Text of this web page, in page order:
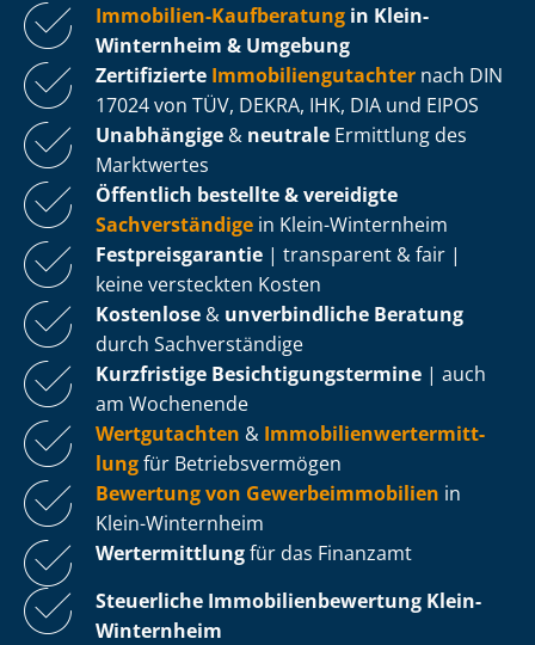
Immobilien-Kaufberatung in Klein-
Winternheim & Umgebung
Zertifizierte Im­mo­bi­li­en­gut­ach­ter nach DIN
17024 von TÜV, DEKRA, IHK, DIA und EIPOS
Unabhängige & neutrale Ermittlung des
Marktwertes
Öffentlich bestellte & vereidigte
Sachverständige in Klein-Winternheim
Fest­preis­ga­ran­tie | transparent & fair |
keine versteckten Kosten
Kostenlose & unverbindliche Beratung
durch Sachverständige
Kurzfristige Be­sich­ti­gungs­ter­mi­ne | auch
am Wochenende
Wertgutachten & Im­mo­bi­li­en­wert­ermitt­
lungfür Be­triebs­ver­mö­gen
Bewertung von Ge­wer­be­im­mo­bi­li­en in
Klein-Winternheim
Wertermittlungfür das Finanzamt
Steuerliche Im­mo­bi­li­en­be­wer­tung Klein-
Winternheim